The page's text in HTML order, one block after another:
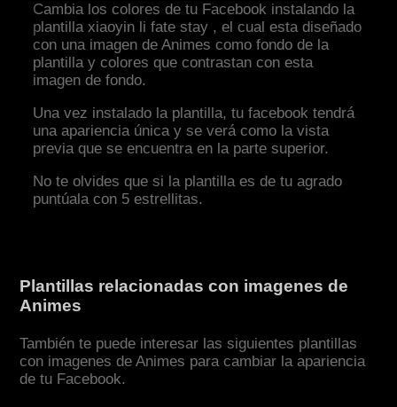
Cambia los colores de tu Facebook instalando la
plantilla xiaoyin li fate stay , el cual esta diseñado
con una imagen de Animes como fondo de la
plantilla y colores que contrastan con esta
imagen de fondo.
Una vez instalado la plantilla, tu facebook tendrá
una apariencia única y se verá como la vista
previa que se encuentra en la parte superior.
No te olvides que si la plantilla es de tu agrado
puntúala con 5 estrellitas.
Plantillas relacionadas con imagenes de
Animes
También te puede interesar las siguientes plantillas
con imagenes de Animes para cambiar la apariencia
de tu Facebook.